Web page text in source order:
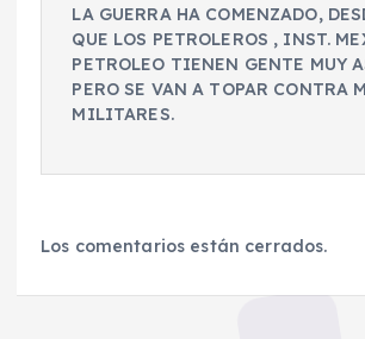
LA GUERRA HA COMENZADO,
QUE LOS PETROLEROS , INST.
PETROLEO TIENEN GENTE MUY
PERO SE VAN A TOPAR CONTRA
MILITARES.
Los comentarios están cerrados.